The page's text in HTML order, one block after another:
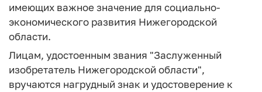
имеющих важное значение для социально-
экономического развития Нижегородской
области.
Лицам, удостоенным звания "Заслуженный
изобретатель Нижегородской области",
вручаются нагрудный знак и удостоверение к